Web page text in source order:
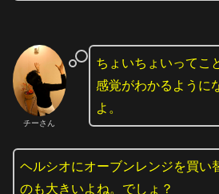
チーさん
ちょいちょいってこ
感覚がわかるように
よ。
ヘルシオにオーブンレンジを買い
のも大きいよね。でしょ？